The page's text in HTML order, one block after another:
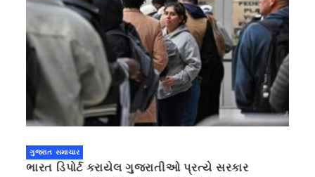
ગુજરાત સમાચાર
ભારત ડિપોર્ટ કરાયેલ ગુજરાતીઓ પ્રત્યે સરકાર